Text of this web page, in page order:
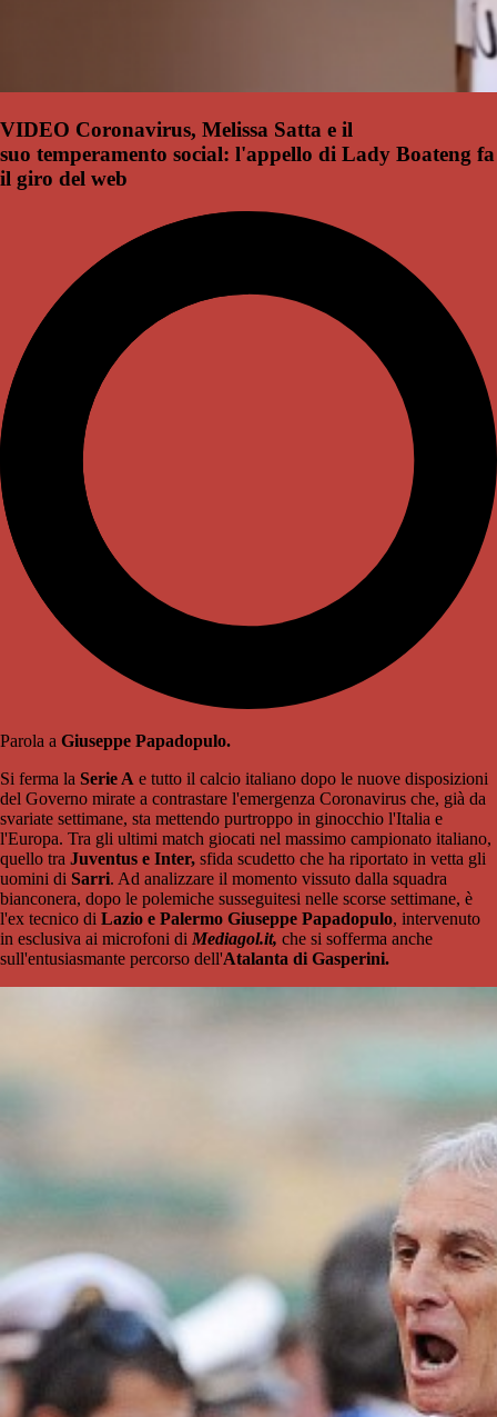
VIDEO Coronavirus, Melissa Satta e il
suo temperamento social: l'appello di Lady Boateng fa
il giro del web
Parola a Giuseppe Papadopulo.
Si ferma la Serie A e tutto il calcio italiano dopo le nuove disposizioni
del Governo mirate a contrastare l'emergenza Coronavirus che, già da
svariate settimane, sta mettendo purtroppo in ginocchio l'Italia e
l'Europa. Tra gli ultimi match giocati nel massimo campionato italiano,
quello tra Juventus e Inter, sfida scudetto che ha riportato in vetta gli
uomini di Sarri. Ad analizzare il momento vissuto dalla squadra
bianconera, dopo le polemiche susseguitesi nelle scorse settimane, è
l'ex tecnico di Lazio e Palermo Giuseppe Papadopulo, intervenuto
in esclusiva ai microfoni di Mediagol.it, che si sofferma anche
sull'entusiasmante percorso dell'Atalanta di Gasperini.